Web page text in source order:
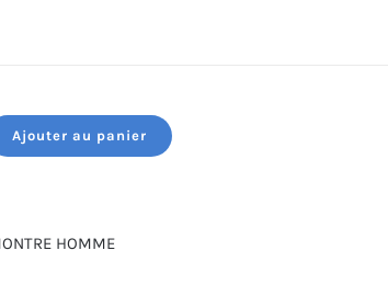
Ajouter au panier
HOMME